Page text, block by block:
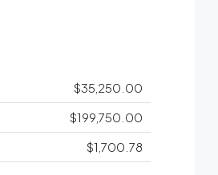
$35,250.00
$199,750.00
$1,700.78